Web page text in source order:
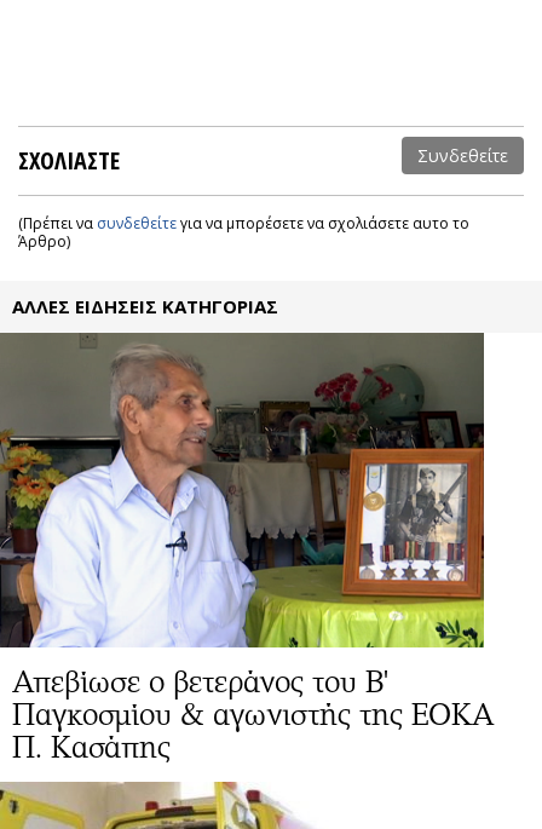
ΣΧΟΛΙΑΣΤΕ Συνδεθείτε
(Πρέπει να συνδεθείτεγια να μπορέσετε να σχολιάσετε αυτο το
Άρθρο)
ΑΛΛΕΣ ΕΙΔΗΣΕΙΣ ΚΑΤΗΓΟΡΙΑΣ
Απεβίωσε ο βετεράνος του Β'
Παγκοσμίου & αγωνιστής της ΕΟΚΑ
Π. Κασάπης